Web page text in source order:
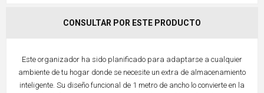
CONSULTAR POR ESTE PRODUCTO
Este organizador ha sido planificado para adaptarse a cualquier
ambiente de tu hogar donde se necesite un extra de almacenamiento
inteligente. Su diseño funcional de 1 metro de ancho lo convierte en la